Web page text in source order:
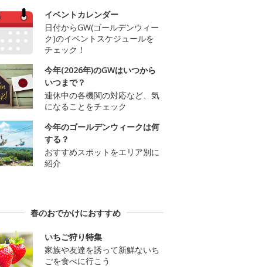
イベントカレンダー
日付からGW(ゴールデンウィー
ク)のイベントスケジュールを
チェック！
今年(2026年)のGWはいつから
いつまで？
連休中の各機関の対応など、気
になることをチェック
今年のゴールデンウィークは何
する？
おすすめスポットをエリア別に
紹介
春のおでかけにおすすめ
いちご狩り特集
家族や友達を誘って新鮮ないち
ごを食べに行こう